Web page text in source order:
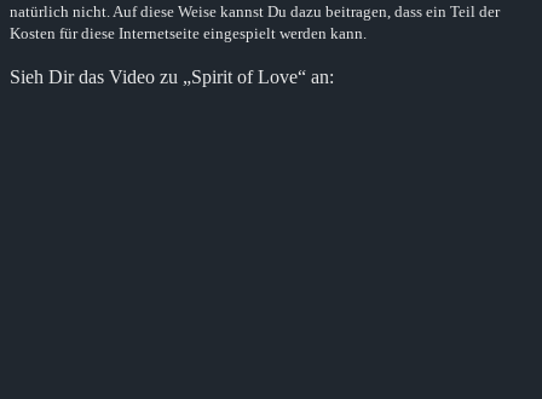
natürlich nicht. Auf diese Weise kannst Du dazu beitragen, dass ein Teil der
Kosten für diese Internetseite eingespielt werden kann.
Sieh Dir das Video zu „Spirit of Love“ an: